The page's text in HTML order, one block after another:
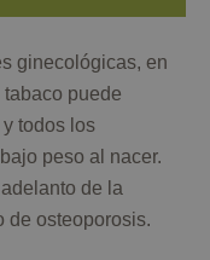
ginecológicas, en
tabaco puede
todos los
peso al nacer.
de la
de osteoporosis.